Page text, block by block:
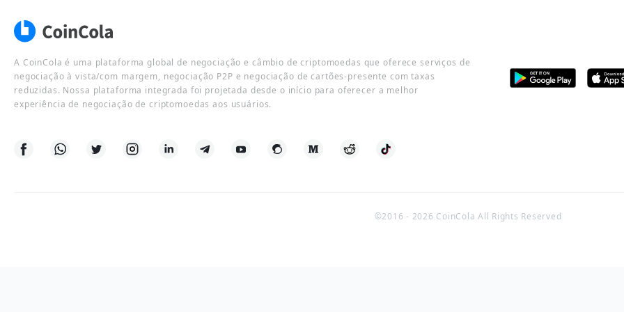
A CoinCola é uma plataforma global de negociação e câmbio de criptomoedas que oferece serviços de
negociação à vista/com margem, negociação P2P e negociação de cartões-presente com taxas
reduzidas. Nossa plataforma integrada foi projetada desde o início para oferecer a melhor
experiência de negociação de criptomoedas aos usuários.
©2016 - 2026 CoinCola All Rights Reserved